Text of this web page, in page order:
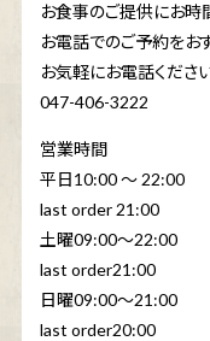
お食事のご提供にお時
お電話でのご予約をおす
お気軽にお電話くださ
047-406-3222
営業時間
平日10:00 〜 22:00
last order 21:00
土曜09:00〜22:00
last order21:00
日曜09:00〜21:00
last order20:00ㅤㅤㅤㅤㅤㅤㅤㅤㅤㅤㅤㅤㅤㅤㅤㅤㅤㅤㅤㅤㅤㅤㅤ